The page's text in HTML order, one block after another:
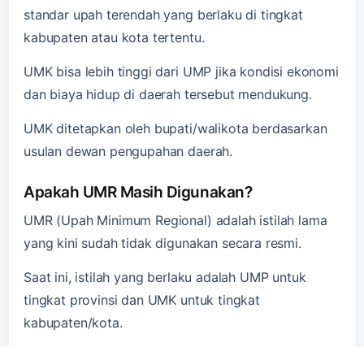
standar upah terendah yang berlaku di tingkat
kabupaten atau kota tertentu.
UMK bisa lebih tinggi dari UMP jika kondisi ekonomi
dan biaya hidup di daerah tersebut mendukung.
UMK ditetapkan oleh bupati/walikota berdasarkan
usulan dewan pengupahan daerah.
Apakah UMR Masih Digunakan?
UMR (Upah Minimum Regional) adalah istilah lama
yang kini sudah tidak digunakan secara resmi.
Saat ini, istilah yang berlaku adalah UMP untuk
tingkat provinsi dan UMK untuk tingkat
kabupaten/kota.